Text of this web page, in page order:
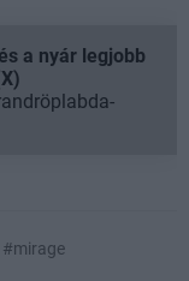
a nyár legjobb
#mirage